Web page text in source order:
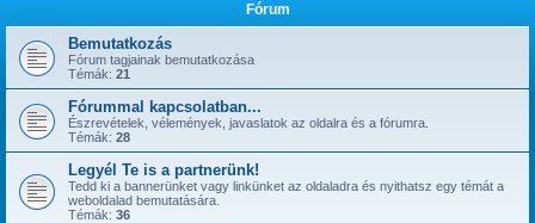
Fórum
Bemutatkozás
Fórum tagjainak bemutatkozása
Témák: 21
Fórummal kapcsolatban...
Észrevételek, vélemények, javaslatok az oldalra és a fórumra.
Témák: 28
Legyél Te is a partnerünk!
Tedd ki a bannerünket vagy linkünket az oldaladra és nyithatsz egy témát a
weboldalad bemutatására.
Témák: 36